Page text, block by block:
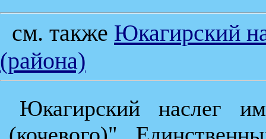
см. также Юкагирский
(района)
Юкагирский наслег